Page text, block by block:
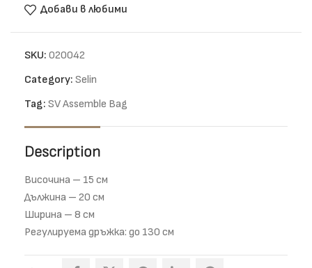
Добави в любими
SKU: 020042
Category: Selin
Tag: SV Assemble Bag
Description
Височина – 15 см
Дължина – 20 см
Ширина – 8 см
Регулируема дръжка: до 130 см